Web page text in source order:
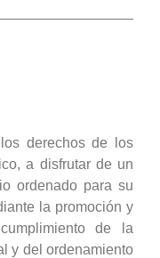
derechos de los
a disfrutar de un
ordenado para su
la promoción y
de la
y del ordenamiento